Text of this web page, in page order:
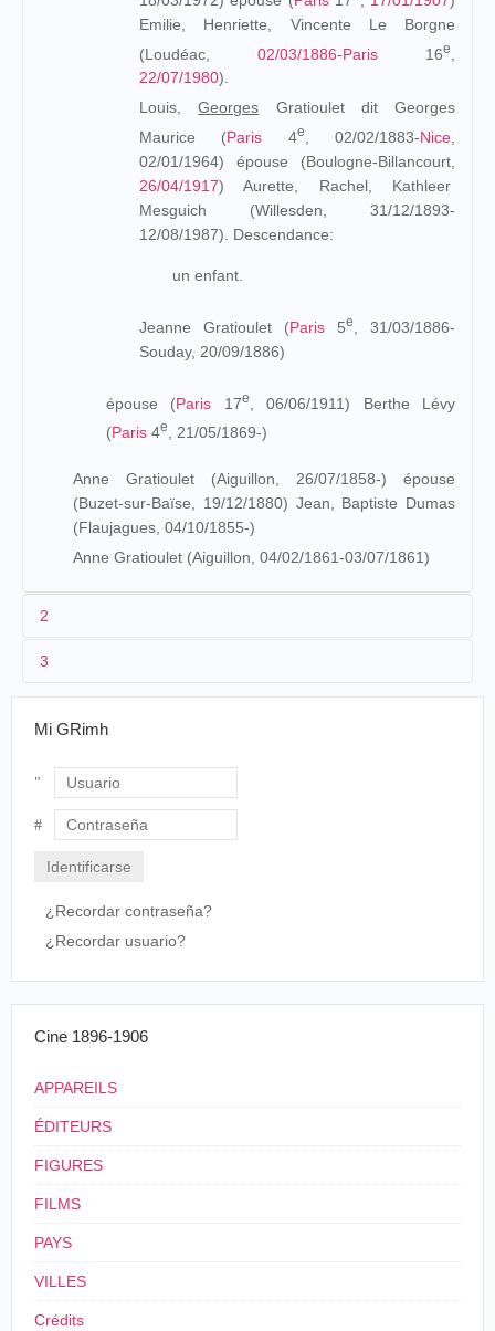
Emilie, Henriette, Vincente Le Borgne
(Loudéac, 02/03/1886-Paris 16e
22/07/1980).
Louis,Georges Gratioulet dit Georges
Maurice (Paris 4e , 02/02/1883-Nice
02/01/1964) épouse (Boulogne-Billancourt,
26/04/1917) Aurette, Rachel, Kathleer
Mesguich (Willesden, 31/12/1893-
12/08/1987). Descendance:
un enfant.
Jeanne Gratioulet (Paris 5e
, 31/03/1886-
Souday, 20/09/1886)
épouse (Paris 17e
, 06/06/1911) Berthe Lévy
(Paris 4e , 21/05/1869-)
Anne Gratioulet (Aiguillon, 26/07/1858-) épouse
(Buzet-sur-Baïse, 19/12/1880) Jean, Baptiste Dumas
(Flaujagues, 04/10/1855-)
Anne Gratioulet (Aiguillon, 04/02/1861-03/07/1861)
2
Fils du photographe
études au Collège Chaptal (Paris
Le Cinématographe (1895-1906)
LE CINÉMATOGRAPHE LUMIÈRE (1895-[1899])
Alors qu'il n'est âgé que d'une quinzaine d'années, Léopold
cinématographe Lumière dans le Salon Indien du Grand
Café :
Cette salle en sous-sol était d'une décoration
appellation ; l'escalier d'accès, débouchant
du « Grand Café », donnait accès à un vestibule
d'environ 5 X 6 mètres où se trouvaient des toilettes
: deux tourniquets filtraient l'entrée du salon de
forme assez carrée. L'appareil de projection avait
été placé sur un plancher surélevé de 1 à 2 marches
montants de bois formait une sorte de cabine :
installer un ventilateur actionné par l'air comprimé,
La lumière était fournie par une lampe oxhydrique
3
Mi GRimh
Usuario
¿Recordar contraseña?
¿Recordar usuario?
Cine 1896-1906
APPAREILS
ÉDITEURS
FIGURES
FILMS
PAYS
VILLES
Crédits